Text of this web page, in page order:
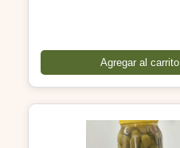
Agregar al carrito